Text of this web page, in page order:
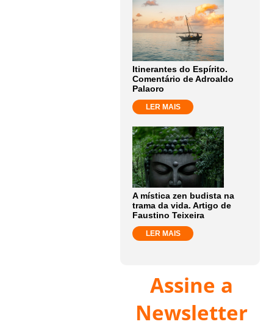
Itinerantes do Espírito.
Comentário de Adroaldo
Palaoro
LER MAIS
A mística zen budista na
trama da vida. Artigo de
Faustino Teixeira
LER MAIS
Assine a
Newsletter